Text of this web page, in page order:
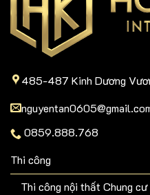
485-487 Kinh Dương
0859.888.768
Thi công
Thi công nội thất Chung cư